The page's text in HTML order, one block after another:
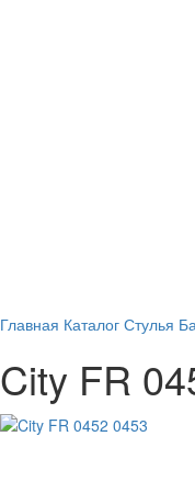
Главная Каталог Стулья
City FR